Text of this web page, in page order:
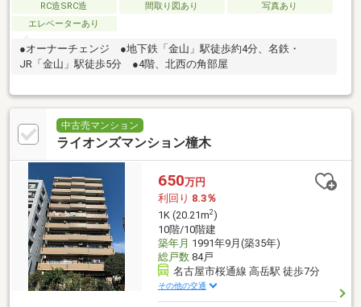
RC造SRC造 間取り図あり
写真あり
エレベーターあり
●オーナーチェンジ ●地下鉄「金山」駅徒歩約4分、名鉄・
JR「金山」駅徒歩5分 ●4階、北西の角部屋
中古売マンション
ライオンズマンション橦木
650万円
利回り 8.3％
1K (20.21m2)
10階/10階建
築年月 1991年9月(築35年)
総戸数84戸
名古屋市桜通線 高岳駅 徒歩7分
その他の交通